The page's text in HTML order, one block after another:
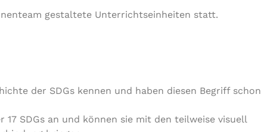
gestaltete Unterrichtseinheiten statt.
der SDGs kennen und haben diesen Begriff schon
SDGs an und können sie mit den teilweise visuell